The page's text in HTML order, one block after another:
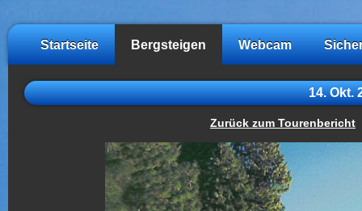
Startseite Bergsteigen Webcam
14. Okt.
Zurück zum Tourenbericht